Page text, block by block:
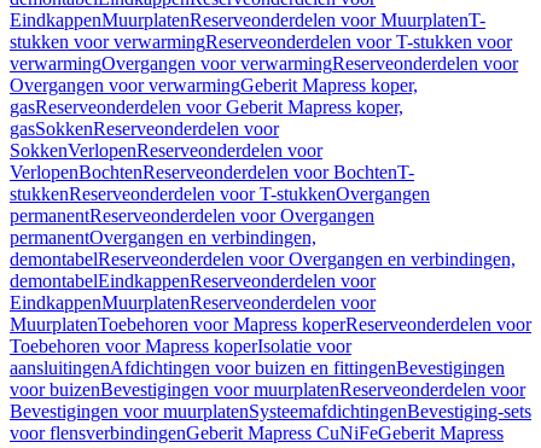
EindkappenMuurplatenReserveonderdelen voor MuurplatenT-
stukken voor verwarmingReserveonderdelen voor T-stukken voor
verwarmingOvergangen voor verwarmingReserveonderdelen voor
Overgangen voor verwarmingGeberit Mapress koper,
gasReserveonderdelen voor Geberit Mapress koper,
gasSokkenReserveonderdelen voor
SokkenVerlopenReserveonderdelen voor
VerlopenBochtenReserveonderdelen voor BochtenT-
stukkenReserveonderdelen voor T-stukkenOvergangen
permanentReserveonderdelen voor Overgangen
permanentOvergangen en verbindingen,
demontabelReserveonderdelen voor Overgangen en verbindingen,
demontabelEindkappenReserveonderdelen voor
EindkappenMuurplatenReserveonderdelen voor
MuurplatenToebehoren voor Mapress koperReserveonderdelen voor
Toebehoren voor Mapress koperIsolatie voor
aansluitingenAfdichtingen voor buizen en fittingenBevestigingen
voor buizenBevestigingen voor muurplatenReserveonderdelen voor
Bevestigingen voor muurplatenSysteemafdichtingenBevestiging-sets
voor flensverbindingenGeberit Mapress CuNiFeGeberit Mapress